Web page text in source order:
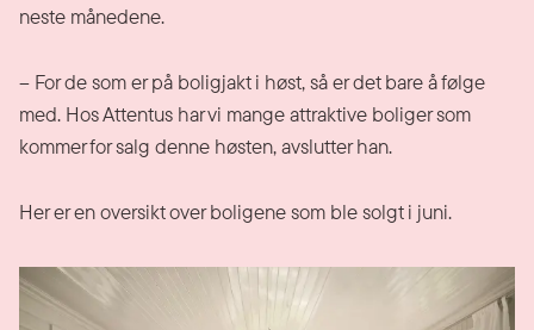
neste månedene.
– For de som er på boligjakt i høst, så er det bare å følge
med. Hos Attentus har vi mange attraktive boliger som
kommer for salg denne høsten, avslutter han.
Her er en oversikt over boligene som ble solgt i juni.